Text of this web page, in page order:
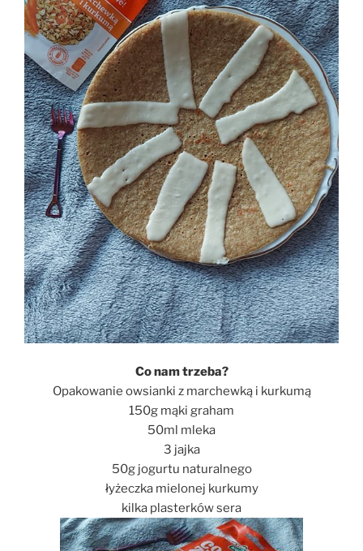
Co nam trzeba?
Opakowanie owsianki z marchewką i kurkumą
150g mąki graham
50ml mleka
3 jajka
50g jogurtu naturalnego
łyżeczka mielonej kurkumy
kilka plasterków sera